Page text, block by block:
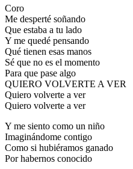
Coro
Me desperté soñando
Que estaba a tu lado
Y me quedé pensando
Qué tienen esas manos
Sé que no es el momento
Para que pase algo
QUIERO VOLVERTE A VER
Quiero volverte a ver
Quiero volverte a ver
Y me siento como un niño
Imaginándome contigo
Como si hubiéramos ganado
Por habernos conocido